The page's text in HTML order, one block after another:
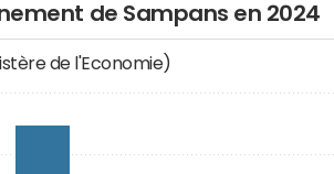
de Sampans en 2024
de l'Economie)